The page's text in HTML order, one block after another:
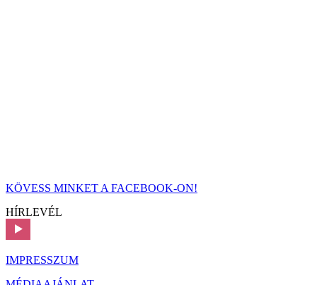
KÖVESS MINKET A FACEBOOK-ON!
HÍRLEVÉL
IMPRESSZUM